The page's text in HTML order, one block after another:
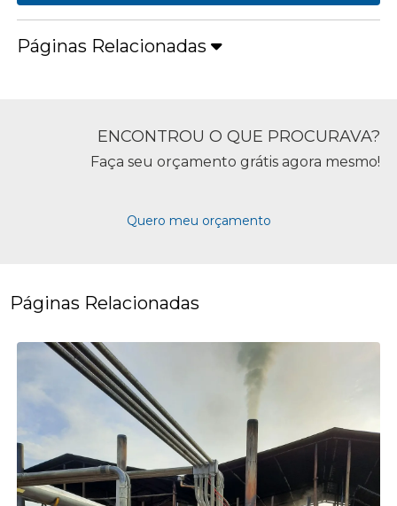
Páginas Relacionadas
ENCONTROU O QUE PROCURAVA?
Faça seu orçamento grátis agora mesmo!
Quero meu orçamento
Páginas Relacionadas